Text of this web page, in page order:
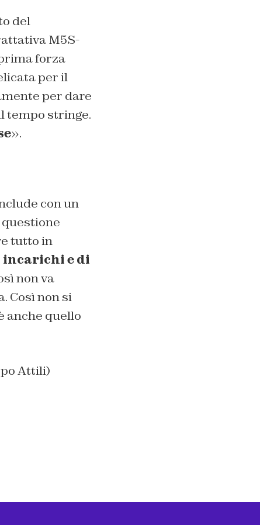
del
M5S-
forza
per il
per dare
tempo stringe.
».
con un
tutto in
incarichi e di
non va
Così non si
anche quello
Attili)